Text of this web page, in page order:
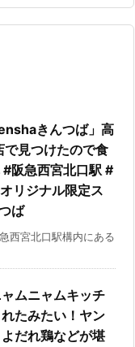
きんつば」高
で見つけたので食
阪急西宮北口駅 #
リジナル限定ス
ば
西宮北口駅構内にある
ムニャムキッチ
たみたい！ヤン
だれ鶏などが堪